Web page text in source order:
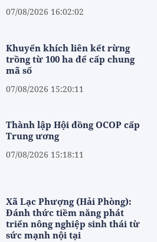
07/08/2026 16:02:02
Khuyến khích liên kết rừng
trồng từ 100 ha để cấp chung
mã số
07/08/2026 15:20:11
Thành lập Hội đồng OCOP cấp
Trung ương
07/08/2026 15:18:11
Xã Lạc Phượng (Hải Phòng):
Đánh thức tiềm năng phát
triển nông nghiệp sinh thái từ
sức mạnh nội tại